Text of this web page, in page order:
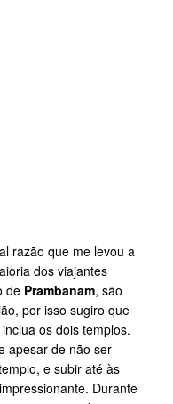
razão que me levou a
dos viajantes
dePrambanam, são
por isso sugiro que
os dois templos.
apesar de não ser
e subir até às
Durante